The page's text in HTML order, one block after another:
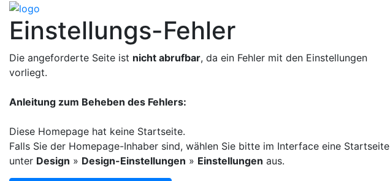
Einstellungs-Fehler
Die angeforderte Seite ist nicht abrufbar, da ein Fehler mit den Einstellungen
vorliegt.
Anleitung zum Beheben des Fehlers:
Diese Homepage hat keine Startseite.
Falls Sie der Homepage-Inhaber sind, wählen Sie bitte im Interface eine Startseite
unter Design » Design-Einstellungen » Einstellungen aus.